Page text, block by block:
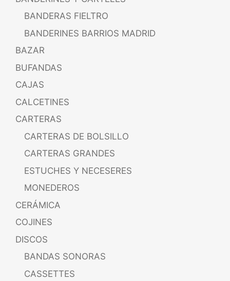
BANDERAS FIELTRO
BANDERINES BARRIOS MADRID
BAZAR
BUFANDAS
CAJAS
CALCETINES
CARTERAS
CARTERAS DE BOLSILLO
CARTERAS GRANDES
ESTUCHES Y NECESERES
MONEDEROS
CERÁMICA
COJINES
DISCOS
BANDAS SONORAS
CASSETTES